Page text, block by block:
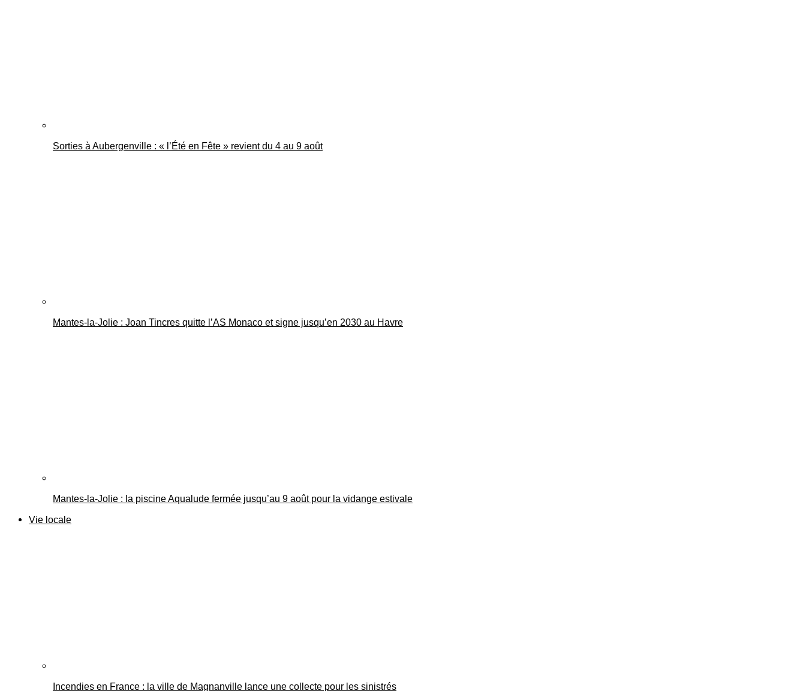
Sorties à Aubergenville : « l’Été en Fête » revient du 4 au 9 août
Mantes-la-Jolie : Joan Tincres quitte l’AS Monaco et signe jusqu’en 2030 au Havre
Mantes-la-Jolie : la piscine Aqualude fermée jusqu’au 9 août pour la vidange estivale
Vie locale
Incendies en France : la ville de Magnanville lance une collecte pour les sinistrés